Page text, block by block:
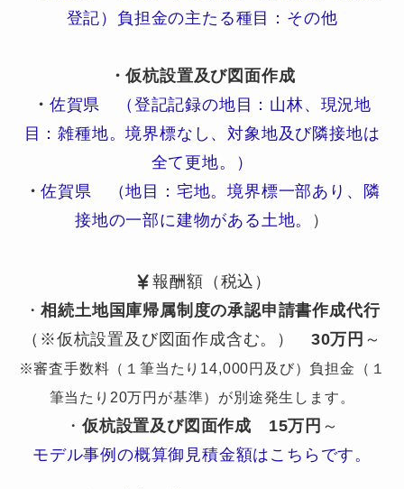
登記）負担金の主たる種目：その他
・仮杭設置及び図面作成
・ 佐賀県 （登記記録の地目：山林、現況地
目：雑種地。境界標なし、対象地及び隣接地は
全て更地。）
・佐賀県 （地目：宅地。境界標一部あり、隣
接地の一部に建物がある土地。
）
報酬額（税込）
・相続土地国庫帰属制度の承認申請書作成代行
（※仮杭設置及び図面作成含む。） 30万円 ～
※審査手数料（１筆当たり14,000円及び）負担金（１
筆当たり20万円が基準）が別途発生します。
・ 仮杭設置及び図面作成 15万円 ～
モデル事例の概算御見積金額はこちらです。